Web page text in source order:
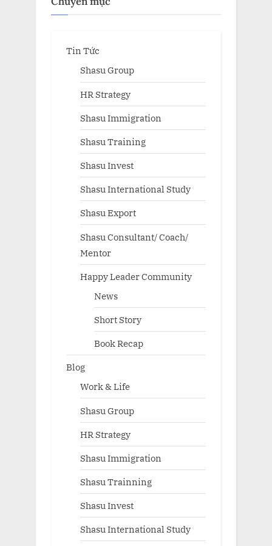
Tin Tức
Shasu Group
HR Strategy
Shasu Immigration
Shasu Training
Shasu Invest
Shasu International Study
Shasu Export
Shasu Consultant/ Coach/
Mentor
Happy Leader Community
News
Short Story
Book Recap
Blog
Work & Life
Shasu Group
HR Strategy
Shasu Immigration
Shasu Trainning
Shasu Invest
Shasu International Study